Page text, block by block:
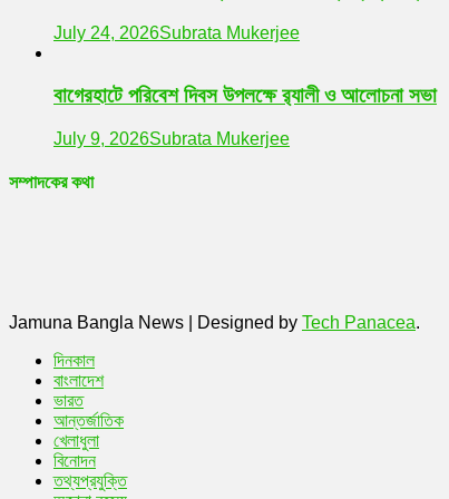
July 24, 2026Subrata Mukerjee
বাগেরহাটে পরিবেশ দিবস উপলক্ষে র‌্যালী ও আলোচনা সভা
July 9, 2026Subrata Mukerjee
সম্পাদকের কথা
Jamuna Bangla News
Designed by Tech Panacea.
দিনকাল
বাংলাদেশ
ভারত
আন্তর্জাতিক
খেলাধুলা
বিনোদন
তথ্যপ্রযুক্তি